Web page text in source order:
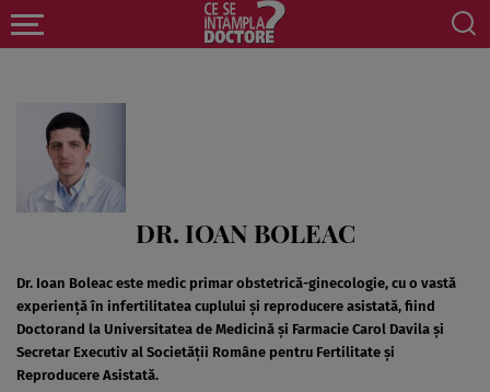
DR. IOAN BOLEAC
Dr. Ioan Boleac este medic primar obstetrică-ginecologie, cu o vastă
experiență în infertilitatea cuplului și reproducere asistată, fiind
Doctorand la Universitatea de Medicină și Farmacie Carol Davila și
Secretar Executiv al Societății Române pentru Fertilitate și
Reproducere Asistată.